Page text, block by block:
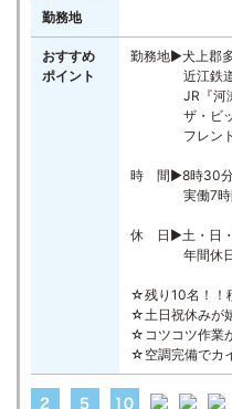
勤務地
おすすめ
ポイント
勤務地▶犬上郡
近江鉄道『
JR『河瀬駅
ザ・ビック
フレンドマ
時 間▶8時30分
実働7時
休 日▶土・日
年間休日
☆残り10名！！
☆土日祝休みが
☆コツコツ作業
☆空調完備でカ